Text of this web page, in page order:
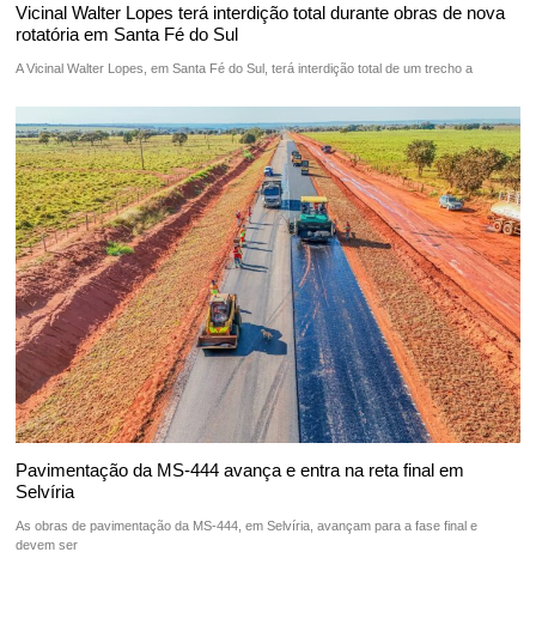
Vicinal Walter Lopes terá interdição total durante obras de nova
rotatória em Santa Fé do Sul
A Vicinal Walter Lopes, em Santa Fé do Sul, terá interdição total de um trecho a
Pavimentação da MS-444 avança e entra na reta final em
Selvíria
As obras de pavimentação da MS-444, em Selvíria, avançam para a fase final e
devem ser